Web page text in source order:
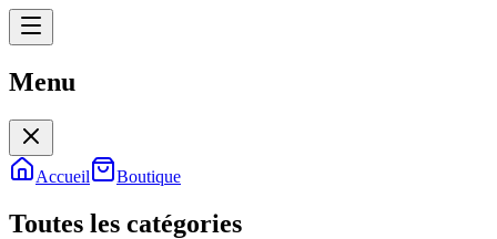
Menu
Accueil Boutique
Toutes les catégories